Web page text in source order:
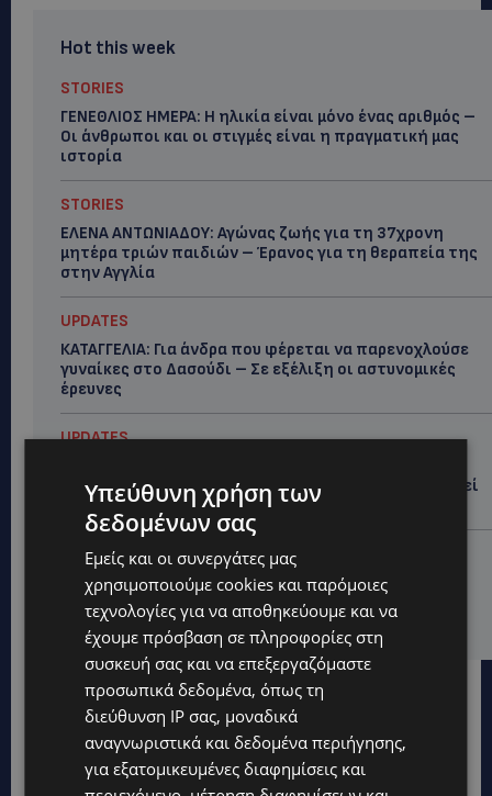
Hot this week
STORIES
ΓΕΝΕΘΛΙΟΣ ΗΜΕΡΑ: Η ηλικία είναι μόνο ένας αριθμός –
Οι άνθρωποι και οι στιγμές είναι η πραγματική μας
ιστορία
STORIES
ΕΛΕΝΑ ΑΝΤΩΝΙΑΔΟΥ: Αγώνας ζωής για τη 37χρονη
μητέρα τριών παιδιών – Έρανος για τη θεραπεία της
στην Αγγλία
UPDATES
ΚΑΤΑΓΓΕΛΙΑ: Για άνδρα που φέρεται να παρενοχλούσε
γυναίκες στο Δασούδι – Σε εξέλιξη οι αστυνομικές
έρευνες
UPDATES
φωτιά σε ιστορική μπυραρία – Η Αστυνομία αναζητεί
το κίνητρο
UPDATES
ΛΑΤΣΙΑ-ΓΕΡΙ: Στο επίκεντρο η δημιουργία δομών για
ασυνόδευτους ανήλικους – Αντιδρά ο Δήμος,
στηρίζει υπό προϋποθέσεις το Κίνημα Οικολόγων
Υπεύθυνη χρήση των
δεδομένων σας
Εμείς και οι συνεργάτες μας
χρησιμοποιούμε cookies και παρόμοιες
τεχνολογίες για να αποθηκεύουμε και να
έχουμε πρόσβαση σε πληροφορίες στη
συσκευή σας και να επεξεργαζόμαστε
προσωπικά δεδομένα, όπως τη
διεύθυνση IP σας, μοναδικά
αναγνωριστικά και δεδομένα περιήγησης,
για εξατομικευμένες διαφημίσεις και